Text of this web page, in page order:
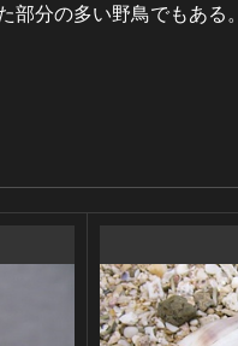
部分の多い野鳥でもある。